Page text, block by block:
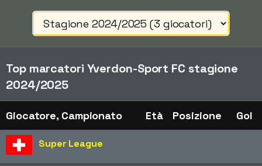
Top marcatori Yverdon-Sport FC stagione
2024/2025
Giocatore, Campionato Età Posizione Gol
Super League